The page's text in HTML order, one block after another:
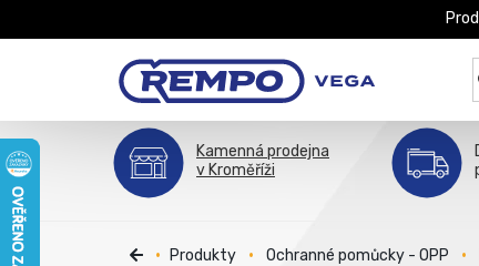
Kamenná prodejna
v Kroměříži
Produkty Ochranné pomůcky - OPP